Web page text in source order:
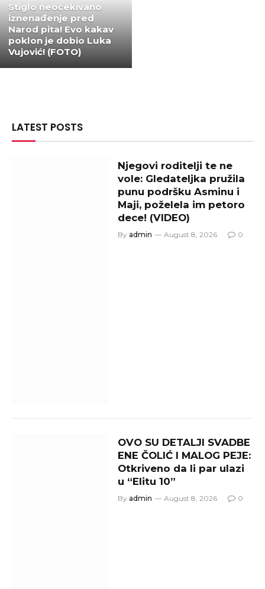
Stiglo neočekivano
iznenađenje pred
Narod pita! Evo kakav
poklon je dobio Luka
Vujović! (FOTO)
LATEST POSTS
Njegovi roditelji te ne
vole: Gledateljka pružila
punu podršku Asminu i
Maji, poželela im petoro
dece! (VIDEO)
By admin August 8, 2026 0
OVO SU DETALJI SVADBE
ENE ČOLIĆ I MALOG PEJE:
Otkriveno da li par ulazi
u “Elitu 10”
By admin August 8, 2026 0